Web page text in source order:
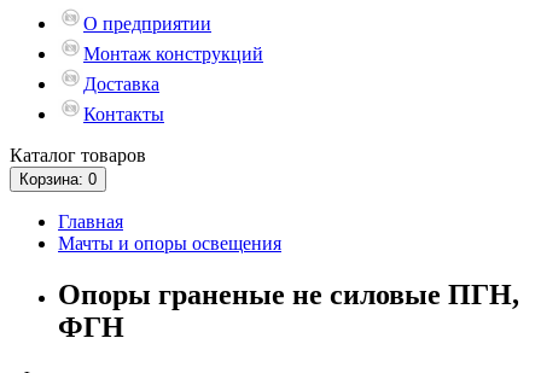
О предприятии
Монтаж конструкций
Доставка
Контакты
Каталог товаров
Корзина: 0
Главная
Мачты и опоры освещения
Опоры граненые не силовые ПГН,
ФГН